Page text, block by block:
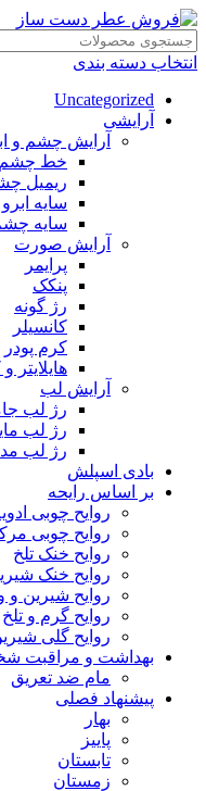
انتخاب دسته بندی
Uncategorized
آرایشی
آرایش چشم و
خط چشم
ریمیل
سایه ابرو
سایه
آرایش صورت
پرایمر
پنکک
رژ گونه
کانسیلر
کرم پودر
هایلایتر و
آرایش لب
رژ لب
رژ لب
رژ لب
بادی اسپلش
بر اساس رایحه
روایح چوبی
روایح چوبی
روایح خنک تلخ
روایح خنک
روایح شیرین و
روایح گرم و تلخ
روایح گلی
بهداشت و مراقبت
مام ضد تعریق
پیشنهاد فصلی
بهار
پاییز
تابستان
زمستان